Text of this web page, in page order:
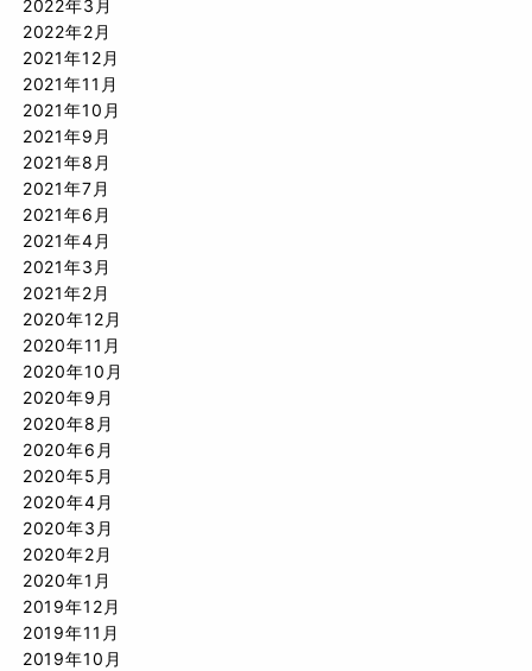
2022年3月
2022年2月
2021年12月
2021年11月
2021年10月
2021年9月
2021年8月
2021年7月
2021年6月
2021年4月
2021年3月
2021年2月
2020年12月
2020年11月
2020年10月
2020年9月
2020年8月
2020年6月
2020年5月
2020年4月
2020年3月
2020年2月
2020年1月
2019年12月
2019年11月
2019年10月